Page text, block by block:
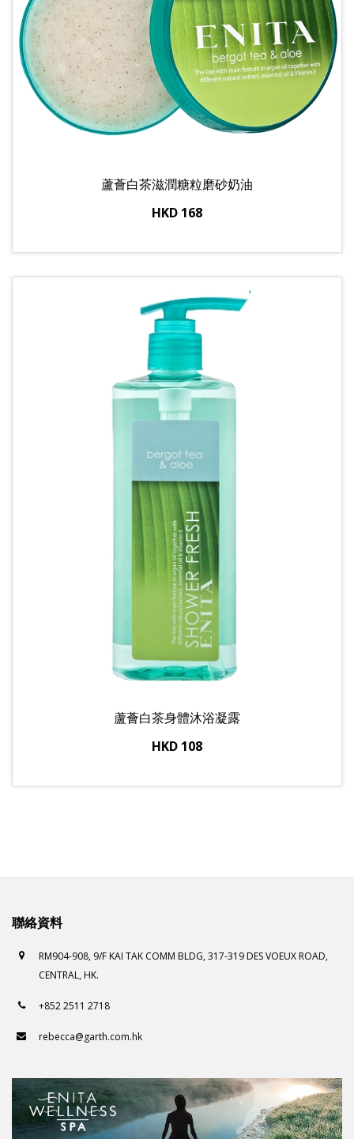
蘆薈白茶滋潤糖粒磨砂奶油
HKD 168
蘆薈白茶身體沐浴凝露
HKD 108
聯絡資料
RM904-908, 9/F KAI TAK COMM BLDG, 317-319 DES VOEUX ROAD,
CENTRAL, HK.
+852 2511 2718
rebecca@garth.com.hk